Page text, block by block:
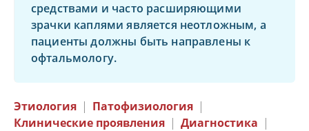
средствами и часто расширяющими
зрачки каплями является неотложным, а
пациенты должны быть направлены к
офтальмологу.
Этиология | Патофизиология |
Клинические проявления | Диагностика |